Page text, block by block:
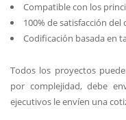
Compatible con los
100% de satisfacción del
Codificación basada en
Todos los proyectos
por complejidad, debe
ejecutivos le envíen una